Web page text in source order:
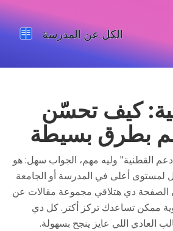
كيف تحسّن
بطرق بسيطة
القطنية" وليه مهم، الجواب سهل: هو
أعلى في المدرسة أو الجامعة
الصفحة دي هتلاقي مجموعة مقالات عن
ممكن تساعدك تركز أكتر. كل دي
العادي اللي عايز ينجح بسهولة.